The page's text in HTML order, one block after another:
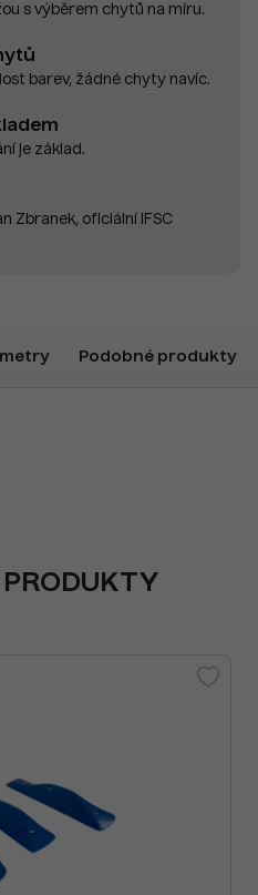
s výběrem chytů na míru.
barev, žádné chyty navíc.
je základ.
Zbranek, oficiální IFSC
Podobné produkty